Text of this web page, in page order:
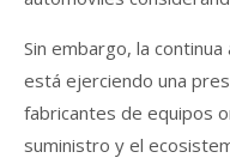
Sin embargo, la
está ejerciendo una
fabricantes de equipos
suministro y el